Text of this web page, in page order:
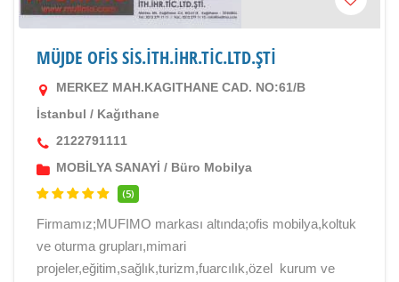
MÜJDE OFİS SİS.İTH.İHR.TİC.LTD.ŞTİ
MERKEZ MAH.KAGITHANE CAD. NO:61/B
İstanbul / Kağıthane
2122791111
MOBİLYA SANAYİ / Büro Mobilya
(5)
Firmamız;MUFIMO markası altında;ofis mobilya,koltuk
ve oturma grupları,mimari
projeler,eğitim,sağlık,turizm,fuarcılık,özel kurum ve